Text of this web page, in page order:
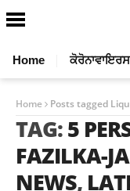
Home ਕੋਰੋਨਾਵਾਇਰਸ
Home Posts tagged
TAG:5
FAZILKA-
NEWS,